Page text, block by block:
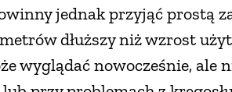
jednak przyjąć prostą
dłuższy niż wzrost
wyglądać nowocześnie, ale